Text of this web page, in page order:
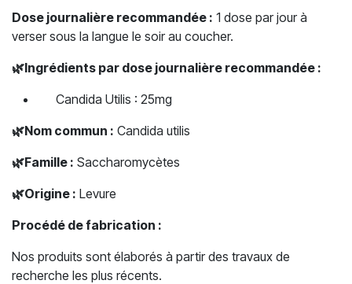
Dose journalière recommandée : 1 dose par jour à
verser sous la langue le soir au coucher.
🌿Ingrédients par dose journalière recommandée :
Candida Utilis : 25mg
🌿Nom commun : Candida utilis
🌿Famille : Saccharomycètes
🌿Origine : Levure
Procédé de fabrication :
Nos produits sont élaborés à partir des travaux de
recherche les plus récents.